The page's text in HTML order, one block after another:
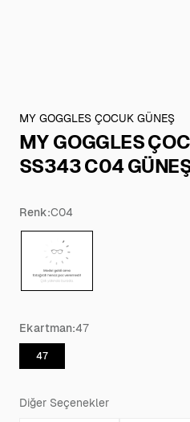
MY GOGGLES ÇOCUK GÜNEŞ
MY GOGGLES
SS343 C04
Renk:C04
Ekartman:47
47
Diğer Seçenekler